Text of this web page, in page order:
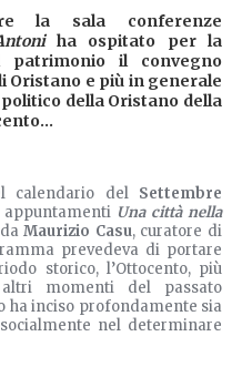
la sala conferenze
ha ospitato per la
patrimonio il convegno
Oristano e più in generale
della Oristano della
calendario del Settembre
Una città nella
daMaurizio Casu, curatore di
prevedeva di portare
storico, l’Ottocento, più
momenti del passato
ha inciso profondamente sia
nel determinare